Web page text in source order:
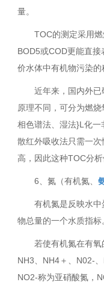
量。
TOC的测定采用
BOD5或COD更能直
价水体中有机物污染的
近年来，国内外
原理不同，可分为燃
相色谱法、湿法}L化
散红外吸收法只需一
高，因此这种TOC分析
6、氮（有机氮、
有机氮是反映水
物总量的一个水质指标
若使有机氮在有
NH3、NH4＋、N02-
NO2-称为亚硝酸氮，